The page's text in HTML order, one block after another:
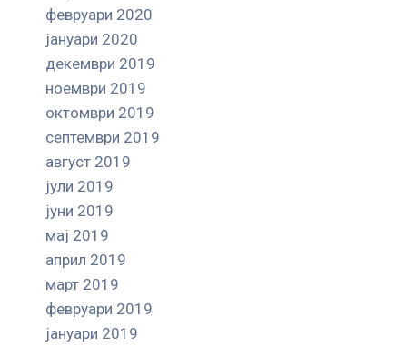
февруари 2020
јануари 2020
декември 2019
ноември 2019
октомври 2019
септември 2019
август 2019
јули 2019
јуни 2019
мај 2019
април 2019
март 2019
февруари 2019
јануари 2019